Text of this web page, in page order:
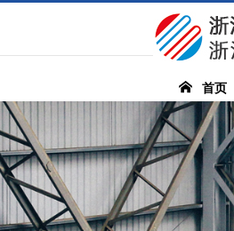
首页